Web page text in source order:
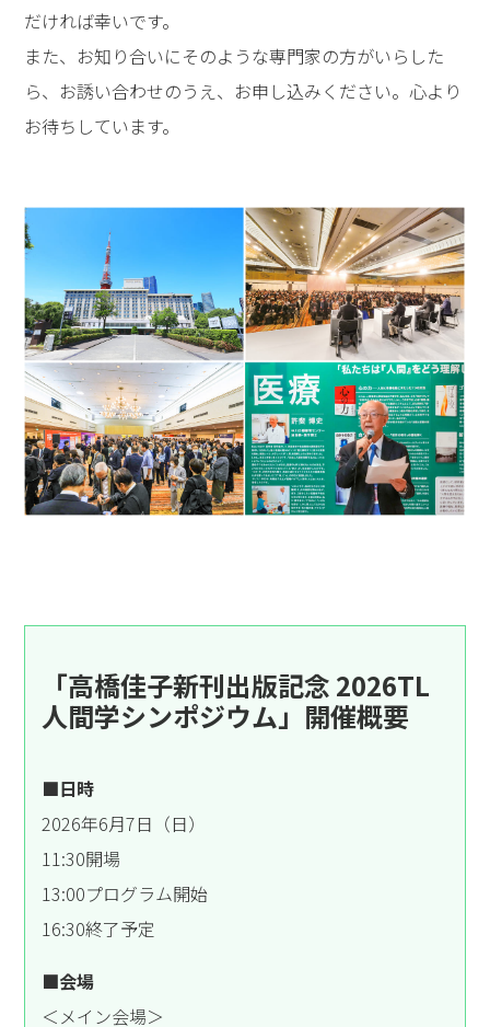
だければ幸いです。
また、お知り合いにそのような専門家の方がいらした
ら、お誘い合わせのうえ、お申し込みください。心より
お待ちしています。
「高橋佳子新刊出版記念 2026TL
人間学シンポジウム」開催概要
■日時
2026年6月7日（日）
11:30開場
13:00プログラム開始
16:30終了予定
■会場
＜メイン会場＞